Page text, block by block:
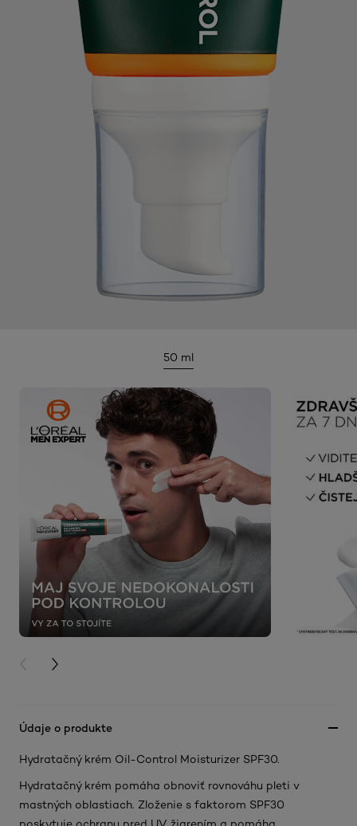
50 ml
PREVIOUS CARD
NEXT CARD
Údaje o produkte
Hydratačný krém Oil-Control Moisturizer SPF30.
Hydratačný krém pomáha obnoviť rovnováhu pleti v
mastných oblastiach. Zloženie s faktorom SPF30